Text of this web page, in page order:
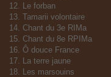
12. Le forban
13. Tamarii volontaire
14. Chant du 3e RIMa
15. Chant du 8e RPIMa
16. Ô douce France
17. La terre jaune
18. Les marsouins